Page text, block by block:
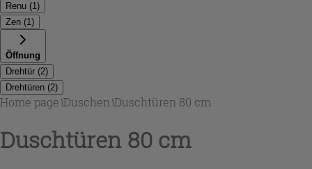
Renu (1)
Zen (1)
Öffnung
Drehtür (2)
Drehtüren (2)
Home page\Duschen \Duschtüren 80 cm
Duschtüren 80 cm